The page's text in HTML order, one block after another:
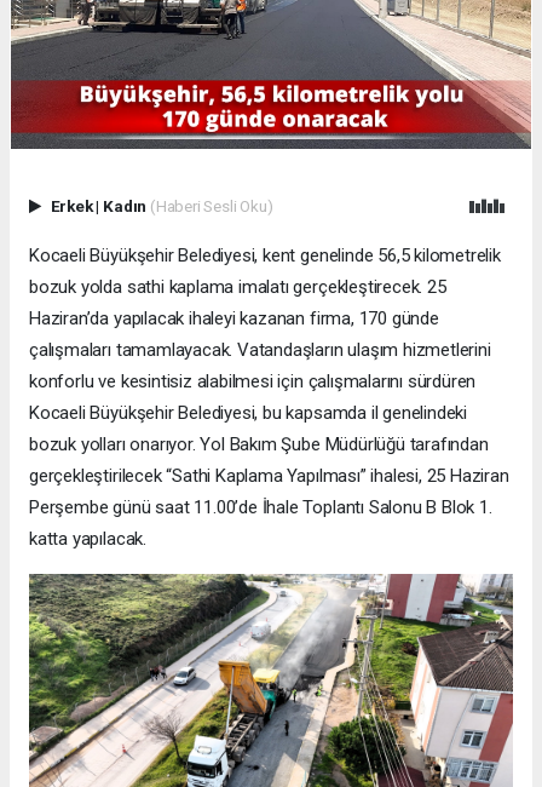
Erkek| Kadın (Haberi Sesli Oku)
Kocaeli Büyükşehir Belediyesi, kent genelinde 56,5 kilometrelik
bozuk yolda sathi kaplama imalatı gerçekleştirecek. 25
Haziran’da yapılacak ihaleyi kazanan firma, 170 günde
çalışmaları tamamlayacak. Vatandaşların ulaşım hizmetlerini
konforlu ve kesintisiz alabilmesi için çalışmalarını sürdüren
Kocaeli Büyükşehir Belediyesi, bu kapsamda il genelindeki
bozuk yolları onarıyor. Yol Bakım Şube Müdürlüğü tarafından
gerçekleştirilecek “Sathi Kaplama Yapılması” ihalesi, 25 Haziran
Perşembe günü saat 11.00’de İhale Toplantı Salonu B Blok 1.
katta yapılacak.